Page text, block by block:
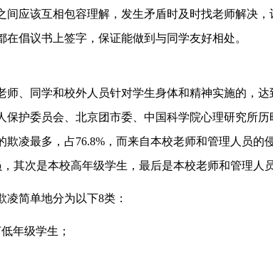
间应该互相包容理解，发生矛盾时及时找老师解决，
倡议书上签字，保证能做到与同学友好相处。
、同学和校外人员针对学生身体和精神实施的，达
保护委员会、北京团市委、中国科学院心理研究所历
凌最多，占76.8%，而来自本校老师和管理人员的
其次是本校高年级学生，最后是本校老师和管理人员
简单地分为以下8类：
年级学生；